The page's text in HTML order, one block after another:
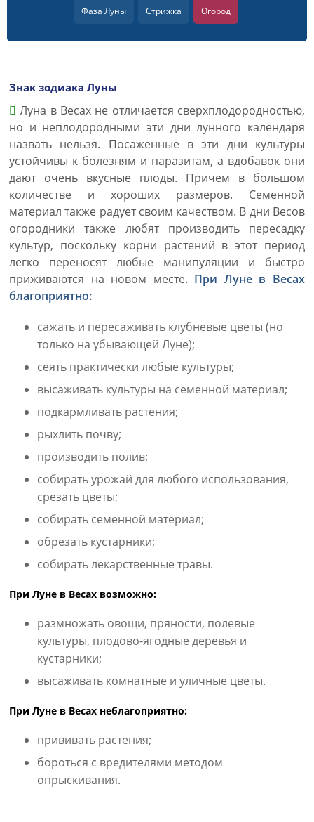
Фаза Луны Стрижка Огород
Знак зодиака Луны
Луна в Весах не отличается сверхплодородностью,
но и неплодородными эти дни лунного календаря
назвать нельзя. Посаженные в эти дни культуры
устойчивы к болезням и паразитам, а вдобавок они
дают очень вкусные плоды. Причем в большом
количестве и хороших размеров. Семенной
материал также радует своим качеством. В дни Весов
огородники также любят производить пересадку
культур, поскольку корни растений в этот период
легко переносят любые манипуляции и быстро
приживаются на новом месте. При Луне в Весах
благоприятно:
сажать и пересаживать клубневые цветы (но
только на убывающей Луне);
сеять практически любые культуры;
высаживать культуры на семенной материал;
подкармливать растения;
рыхлить почву;
производить полив;
собирать урожай для любого использования,
срезать цветы;
собирать семенной материал;
обрезать кустарники;
собирать лекарственные травы.
При Луне в Весах возможно:
размножать овощи, пряности, полевые
культуры, плодово-ягодные деревья и
кустарники;
высаживать комнатные и уличные цветы.
При Луне в Весах неблагоприятно:
прививать растения;
бороться с вредителями методом
опрыскивания.